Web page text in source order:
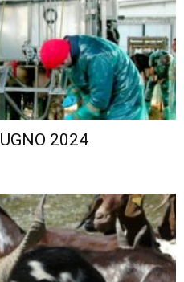
2024